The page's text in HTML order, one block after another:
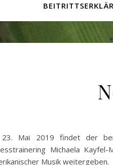
Mai 2019 findet der
Michaela
Musik weitergeben.